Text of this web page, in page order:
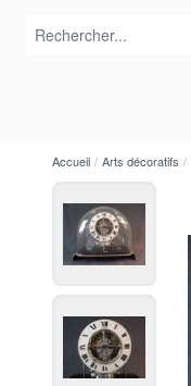
Accueil / Arts décoratifs /